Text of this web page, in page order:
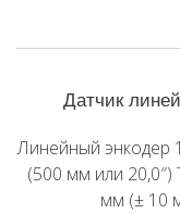
Датчик
Линейный энкодер
(500 мм или
мм (± 10